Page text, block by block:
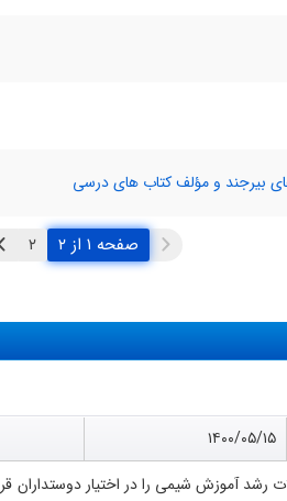
بیرجند و مؤلف کتاب های درسی
صفحه ۱ از ۲
۱۴۰۰/۰۵/۱۵